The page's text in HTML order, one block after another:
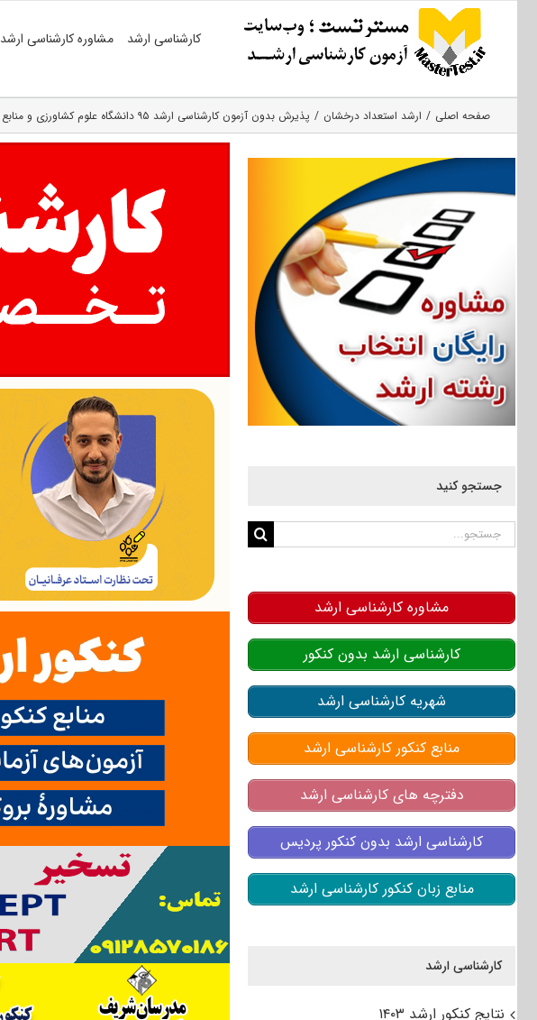
کارشناسی ارشد مشاوره کارشناسی ارشد
صفحه اصلی ارشد استعداد درخشان پذیرش بدون آزمون کارشناسی ارشد ۹۵ دانشگاه علوم کشاورزی و منابع طبیعی گرگان
جستجو کنید
جستجو
مشاوره کارشناسی ارشد
کارشناسی ارشد بدون کنکور
شهریه کارشناسی ارشد
منابع کنکور کارشناسی ارشد
دفترچه های کارشناسی ارشد
کارشناسی ارشد بدون کنکور پردیس
منابع زبان کنکور کارشناسی ارشد
کارشناسی ارشد
نتایج کنکور ارشد ۱۴۰۳